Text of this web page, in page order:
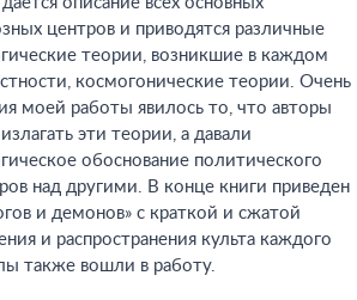
центров и приводятся различные
теории, возникшие в каждом
космогонические теории. Очень
моей работы явилось то, что авторы
эти теории, а давали
обоснование политического
над другими. В конце книги приведен
и демонов» с краткой и сжатой
и распространения культа каждого
также вошли в работу.